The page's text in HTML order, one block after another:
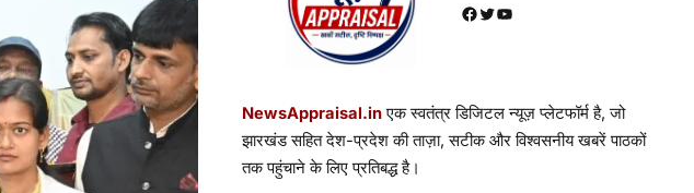
Facebook Twitter YouTube
NewsAppraisal.inएक स्वतंत्र डिजिटल न्यूज़ प्लेटफॉर्म है, जो
झारखंड सहित देश-प्रदेश की ताज़ा, सटीक और विश्वसनीय खबरें पाठकों
तक पहुंचाने के लिए प्रतिबद्ध है।